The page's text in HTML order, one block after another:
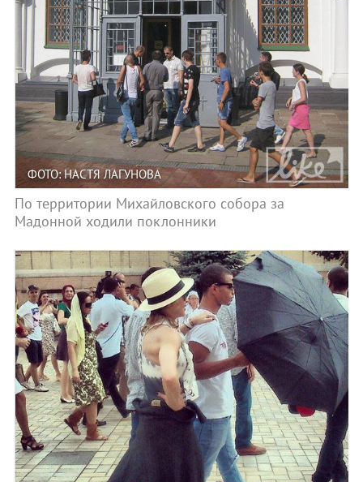
ФОТО: НАСТЯ ЛАГУНОВА
По территории Михайловского собора за
Мадонной ходили поклонники